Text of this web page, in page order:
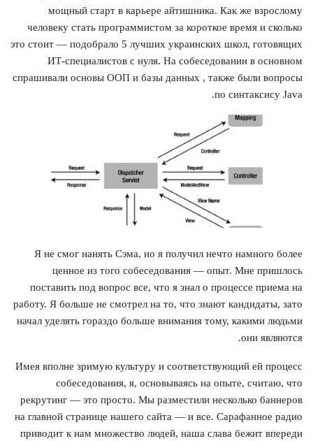
мощный старт в карьере айтишника. Как же взрослому
человеку стать программистом за короткое время и сколько
это стоит — подобрало 5 лучших украинских школ, готовящих
ИТ-специалистов с нуля. На собеседовании в основном
спрашивали основы ООП и базы данных , также были вопросы
по синтаксису Java.
Я не смог нанять Сэма, но я получил нечто намного более
ценное из того собеседования — опыт. Мне пришлось
поставить под вопрос все, что я знал о процессе приема на
работу. Я больше не смотрел на то, что знают кандидаты, зато
начал уделять гораздо больше внимания тому, какими людьми
они являются.
Имея вполне зримую культуру и соответствующий ей процесс
собеседования, я, основываясь на опыте, считаю, что
рекрутинг — это просто. Мы разместили несколько баннеров
на главной странице нашего сайта — и все. Сарафанное радио
приводит к нам множество людей, наша слава бежит впереди